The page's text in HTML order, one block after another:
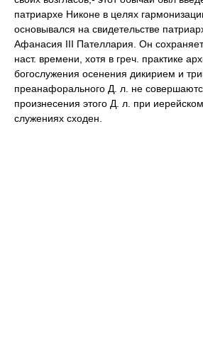
патриархе Никоне в целях
основывался на свидетельстве
Афанасия III Пателлария. Он
наст. времени, хотя в греч. практике
богослужения осенения дикирием и
преанафорального Д. л. не
произнесения этого Д. л. при
служениях сходен.